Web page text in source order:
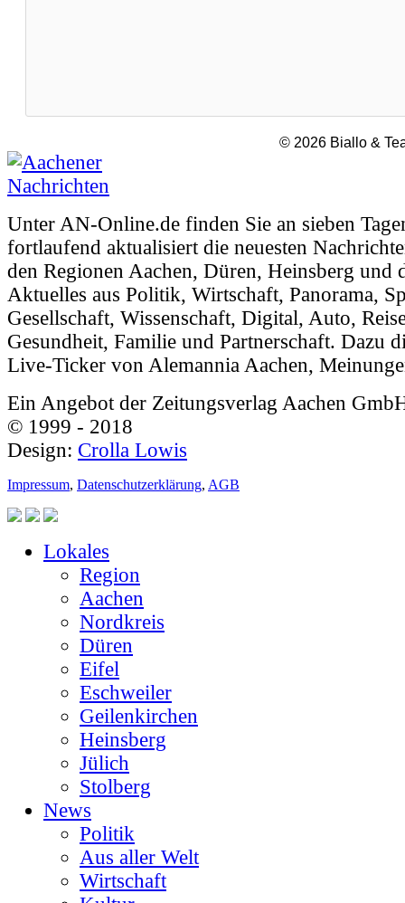
© 2026 Biallo &
Unter AN-Online.de finden Sie an sieben
fortlaufend aktualisiert die neuesten
den Regionen Aachen, Düren, Heinsberg und
Aktuelles aus Politik, Wirtschaft, Panorama,
Gesellschaft, Wissenschaft, Digital, Auto,
Gesundheit, Familie und Partnerschaft. Dazu
Live-Ticker von Alemannia Aachen,
Ein Angebot der Zeitungsverlag Aachen
© 1999 - 2018
Design: Crolla Lowis
Impressum, Datenschutzerklärung, AGB
Lokales
Region
Aachen
Nordkreis
Düren
Eifel
Eschweiler
Geilenkirchen
Heinsberg
Jülich
Stolberg
News
Politik
Aus aller Welt
Wirtschaft